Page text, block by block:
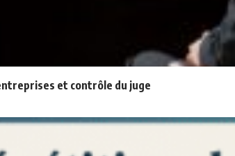
et contrôle du juge